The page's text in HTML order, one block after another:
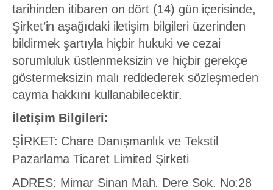
tarihinden itibaren on dört (14) gün içerisinde,
Şirket’in aşağıdaki iletişim bilgileri üzerinden
bildirmek şartıyla hiçbir hukuki ve cezai
sorumluluk üstlenmeksizin ve hiçbir gerekçe
göstermeksizin malı reddederek sözleşmeden
cayma hakkını kullanabilecektir.
İletişim Bilgileri:
ŞİRKET: Chare Danışmanlık ve Tekstil
Pazarlama Ticaret Limited Şirketi
ADRES: Mimar Sinan Mah. Dere Sok. No:28